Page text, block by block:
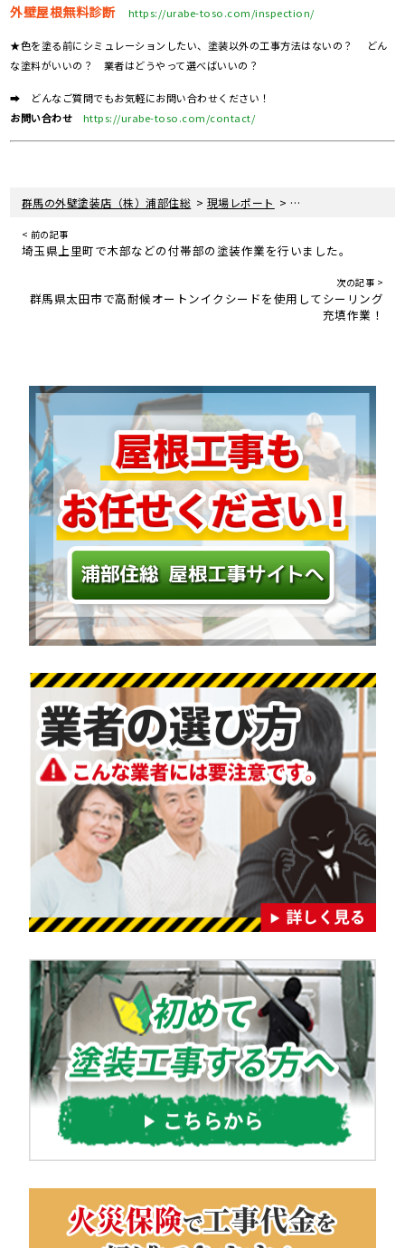
外壁屋根無料診断 https://urabe-toso.com/inspection/
★色を塗る前にシミュレーションしたい、塗装以外の工事方法はないの？ どん
な塗料がいいの？ 業者はどうやって選べばいいの？
➡ どんなご質問でもお気軽にお問い合わせください！
お問い合わせ
https://urabe-toso.com/contact/
群馬の外壁塗装店（株）浦部住総 > 現場レポート > 群馬県太田市で外壁
< 前の記事
埼玉県上里町で木部などの付帯部の塗装作業を行いました。
次の記事 >
群馬県太田市で高耐候オートンイクシードを使用してシーリング
充填作業！